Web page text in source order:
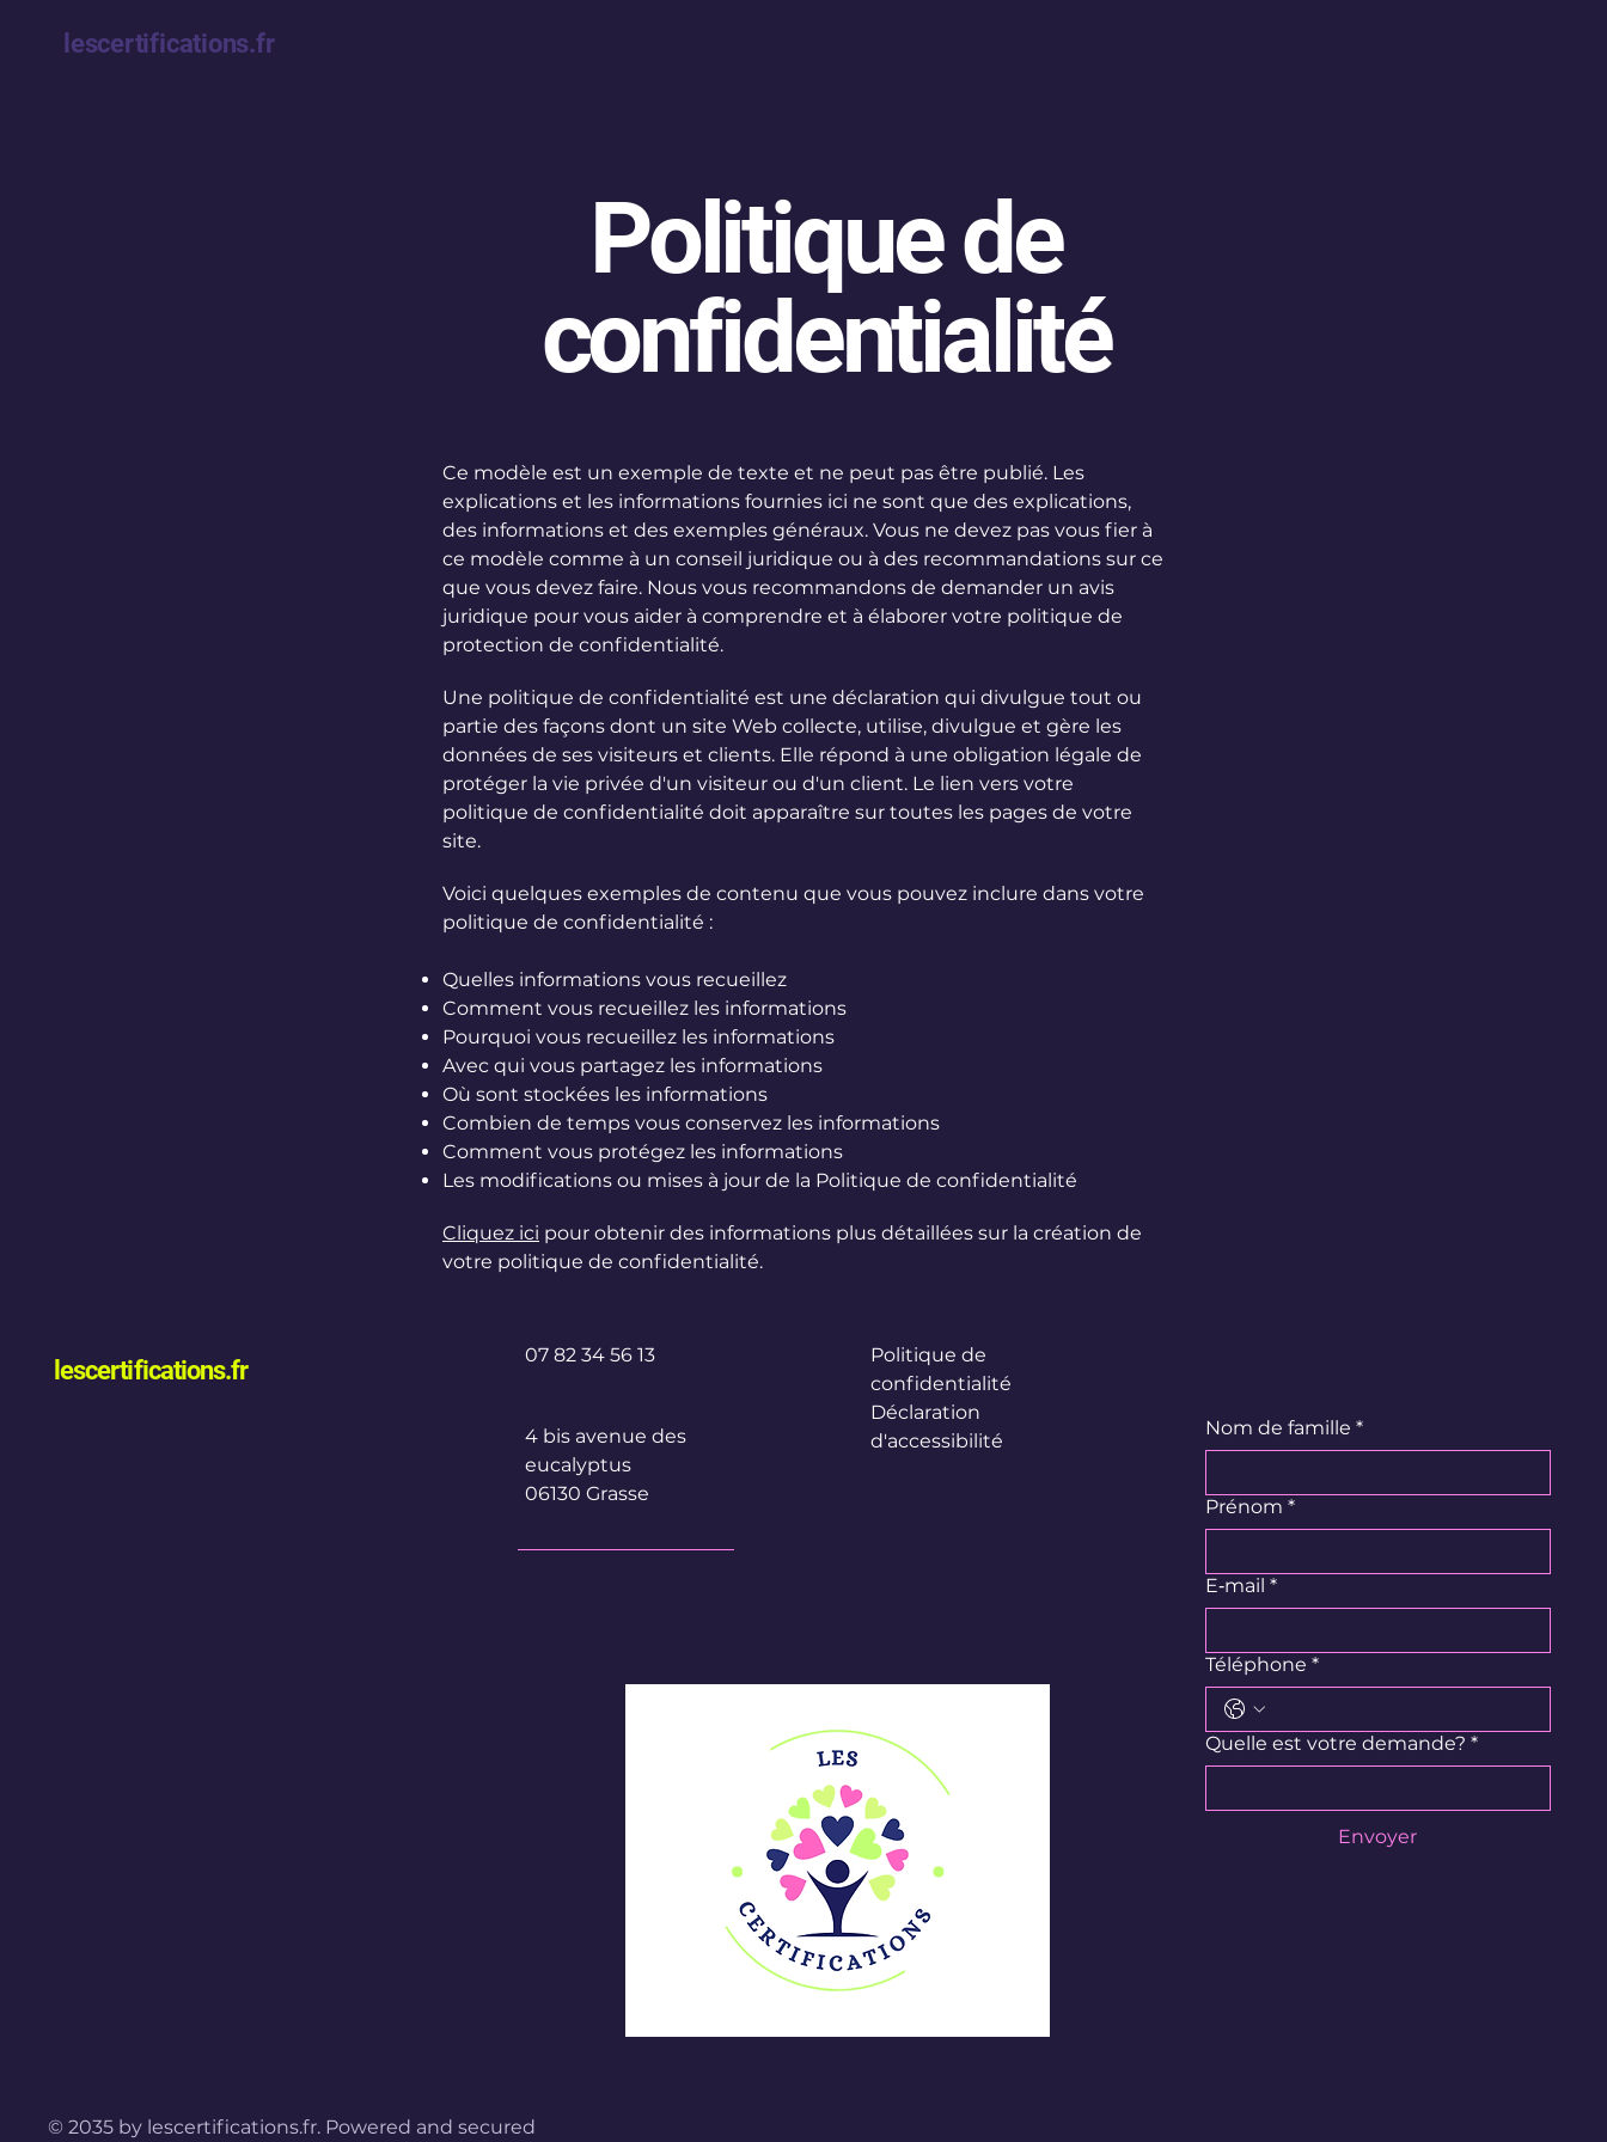
lescertifications.fr
Politique de
confidentialité
Ce modèle est un exemple de texte et ne peut pas être publié. Les
explications et les informations fournies ici ne sont que des explications,
des informations et des exemples généraux. Vous ne devez pas vous fier à
ce modèle comme à un conseil juridique ou à des recommandations sur ce
que vous devez faire. Nous vous recommandons de demander un avis
juridique pour vous aider à comprendre et à élaborer votre politique de
protection de confidentialité.
Une politique de confidentialité est une déclaration qui divulgue tout ou
partie des façons dont un site Web collecte, utilise, divulgue et gère les
données de ses visiteurs et clients. Elle répond à une obligation légale de
protéger la vie privée d'un visiteur ou d'un client. Le lien vers votre
politique de confidentialité doit apparaître sur toutes les pages de votre
site.
Voici quelques exemples de contenu que vous pouvez inclure dans votre
politique de confidentialité :
Quelles informations vous recueillez
Comment vous recueillez les informations
Pourquoi vous recueillez les informations
Avec qui vous partagez les informations
Où sont stockées les informations
Combien de temps vous conservez les informations
Comment vous protégez les informations
Les modifications ou mises à jour de la Politique de confidentialité
Cliquez ici pour obtenir des informations plus détaillées sur la création de
votre politique de confidentialité.
lescertifications.fr
07 82 34 56 13
4 bis avenue des
eucalyptus
06130 Grasse
Politique de
confidentialité
Déclaration
d'accessibilité
Nom de famille *
Prénom *
E‑mail *
Téléphone *
Quelle est votre demande? *
Envoyer
© 2035 by lescertifications.fr. Powered and secured